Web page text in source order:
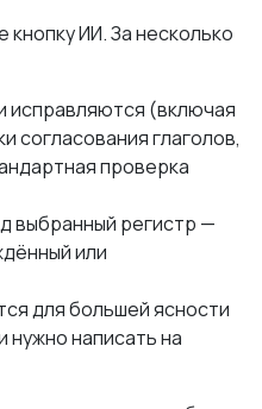
ИИ. За несколько
исправляются (включая
согласования глаголов,
проверка
выбранный регистр —
или
для большей ясности
написать на